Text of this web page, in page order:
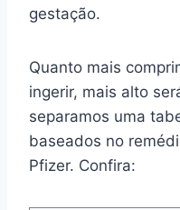
gestação.
Quanto mais
ingerir, mais alto
separamos uma
baseados no
Pfizer. Confira: